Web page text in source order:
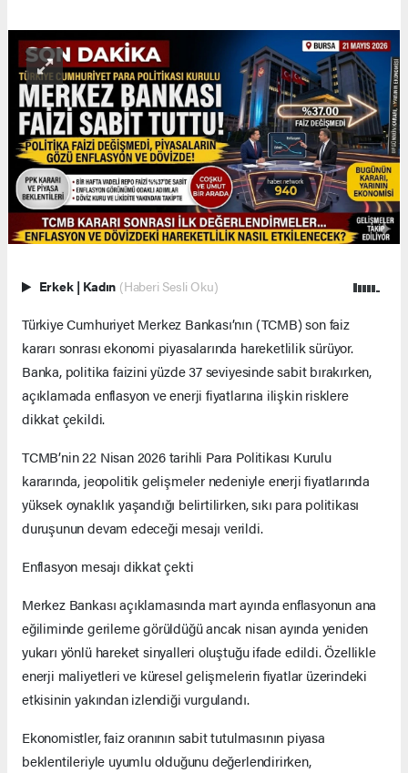
Erkek | Kadın (Haberi Sesli Oku)
Türkiye Cumhuriyet Merkez Bankası’nın (TCMB) son faiz
kararı sonrası ekonomi piyasalarında hareketlilik sürüyor.
Banka, politika faizini yüzde 37 seviyesinde sabit bırakırken,
açıklamada enflasyon ve enerji fiyatlarına ilişkin risklere
dikkat çekildi.
TCMB’nin 22 Nisan 2026 tarihli Para Politikası Kurulu
kararında, jeopolitik gelişmeler nedeniyle enerji fiyatlarında
yüksek oynaklık yaşandığı belirtilirken, sıkı para politikası
duruşunun devam edeceği mesajı verildi.
Enflasyon mesajı dikkat çekti
Merkez Bankası açıklamasında mart ayında enflasyonun ana
eğiliminde gerileme görüldüğü ancak nisan ayında yeniden
yukarı yönlü hareket sinyalleri oluştuğu ifade edildi. Özellikle
enerji maliyetleri ve küresel gelişmelerin fiyatlar üzerindeki
etkisinin yakından izlendiği vurgulandı.
Ekonomistler, faiz oranının sabit tutulmasının piyasa
beklentileriyle uyumlu olduğunu değerlendirirken,